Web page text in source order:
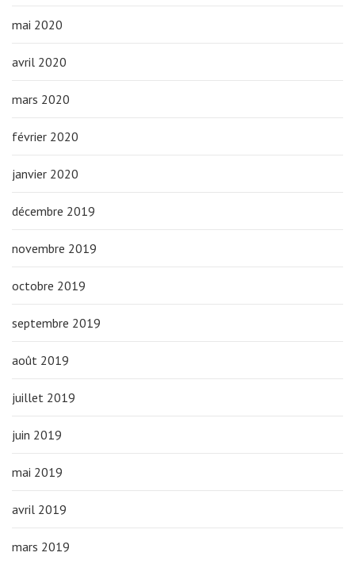
mai 2020
avril 2020
mars 2020
février 2020
janvier 2020
décembre 2019
novembre 2019
octobre 2019
septembre 2019
août 2019
juillet 2019
juin 2019
mai 2019
avril 2019
mars 2019